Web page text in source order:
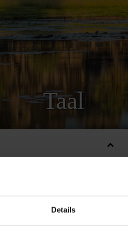
Details
Taal